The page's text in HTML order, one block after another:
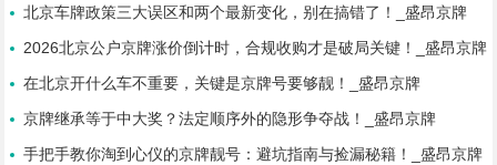
北京车牌政策三大误区和两个最新变化，别在搞错了！_盛昂京牌
2026北京公户京牌涨价倒计时，合规收购才是破局关键！_盛昂京牌
在北京开什么车不重要，关键是京牌号要够靓！_盛昂京牌
京牌继承等于中大奖？法定顺序外的隐形争夺战！_盛昂京牌
手把手教你淘到心仪的京牌靓号：避坑指南与捡漏秘籍！_盛昂京牌